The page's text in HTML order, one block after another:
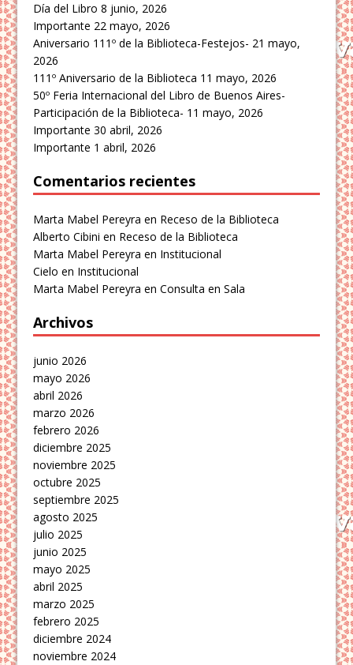
Día del Libro 8 junio, 2026
Importante 22 mayo, 2026
Aniversario 111º de la Biblioteca-Festejos- 21 mayo,
2026
111º Aniversario de la Biblioteca 11 mayo, 2026
50º Feria Internacional del Libro de Buenos Aires-
Participación de la Biblioteca- 11 mayo, 2026
Importante 30 abril, 2026
Importante 1 abril, 2026
Comentarios recientes
Marta Mabel Pereyra en Receso de la Biblioteca
Alberto Cibini en Receso de la Biblioteca
Marta Mabel Pereyra en Institucional
Cielo en Institucional
Marta Mabel Pereyra enConsulta en Sala
Archivos
junio 2026
mayo 2026
abril 2026
marzo 2026
febrero 2026
diciembre 2025
noviembre 2025
octubre 2025
septiembre 2025
agosto 2025
julio 2025
junio 2025
mayo 2025
abril 2025
marzo 2025
febrero 2025
diciembre 2024
noviembre 2024